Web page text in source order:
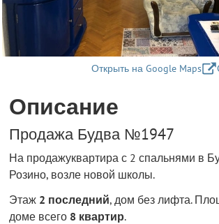
Открыть на Google Maps
Описание
Продажа Будва №1947
На продажуквартира с 2 спальнями в
Розино, возле новой школы.
Этаж 2 последний, дом без лифта.
доме всего 8 квартир.